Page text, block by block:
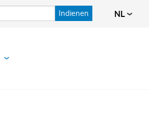
Indienen NL